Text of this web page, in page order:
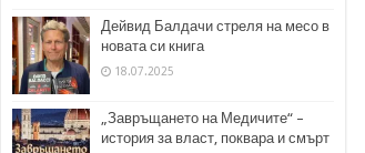
Дейвид Балдачи стреля на месо в
новата си книга
18.07.2025
„Завръщането на Медичите“ –
история за власт, поквара и смърт